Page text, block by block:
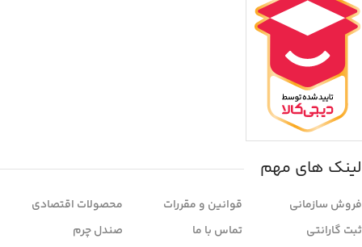
لینک های مهم
فروش سازمانی
ثبت گارانتی
قوانین و مقررات
تماس با ما
محصولات اقتصادی
صندل چرم